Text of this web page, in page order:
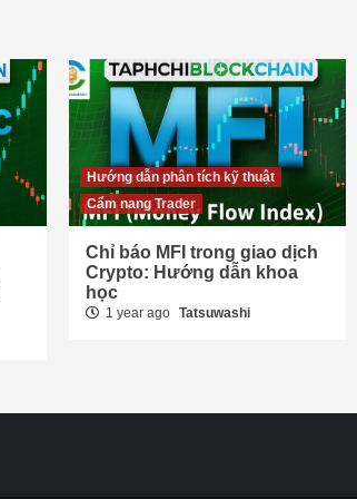
Hướng dẫn phân tích kỹ thuật
Cẩm nang Trader
Chỉ báo MFI trong giao dịch
Crypto: Hướng dẫn khoa
học
1 year ago Tatsuwashi